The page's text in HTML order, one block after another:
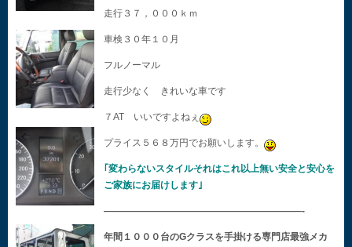
走行３７，０００ｋｍ
車検３０年１０月
フルノーマル
走行少なく きれいな車です
７AT いいですよねぇ
プライス５６８万円でお願いします。
｢変わらないスタイルそれはこれ以上無い安全と安心を
ご家族にお届けします｣
—————————————————————-
年間１０００台のGクラスを手掛ける専門店最強メカ